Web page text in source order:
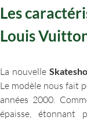
Les
Louis
La nouvelle
Le modèle nous fait
années 2000.
épaisse, étonnant